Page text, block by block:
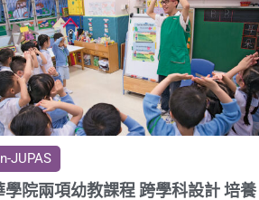
JUPAS
學院兩項幼教課程 跨學科設計 培養